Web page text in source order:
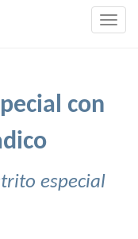
con
especial